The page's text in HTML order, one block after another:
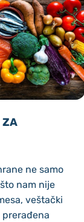
ZA
ne samo
nam nije
veštački
prerađena